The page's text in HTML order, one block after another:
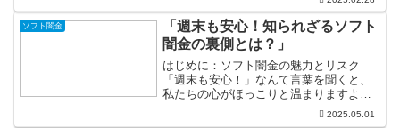
突然の急な出費が舞い込み、手元にお金
が足りないという事態に直面しました。
「なんとかなるだろう...
ソフト闇金
「週末も安心！知られざるソフト
闇金の裏側とは？」
はじめに：ソフト闇金の魅力とリスク
「週末も安心！」なんて言葉を聞くと、
私たちの心がほっこりと温まりますよ
ね。しかし、その安心感が闇金と結びつ
2025.05.01